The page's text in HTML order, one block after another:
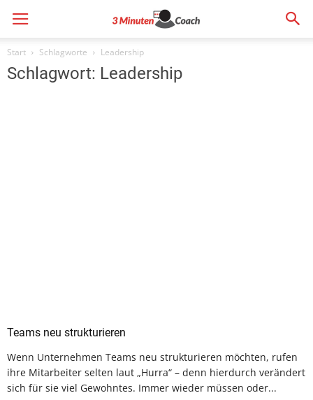
Start Schlagworte Leadership
Schlagwort: Leadership
Teams neu strukturieren
Wenn Unternehmen Teams neu strukturieren möchten, rufen
ihre Mitarbeiter selten laut „Hurra“ – denn hierdurch verändert
sich für sie viel Gewohntes. Immer wieder müssen oder...